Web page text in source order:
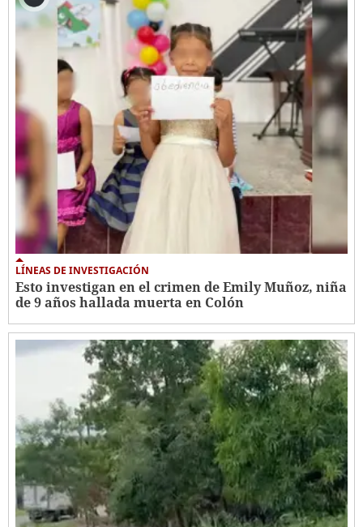
LÍNEAS DE INVESTIGACIÓN
Esto investigan en el crimen de Emily Muñoz, niña
de 9 años hallada muerta en Colón